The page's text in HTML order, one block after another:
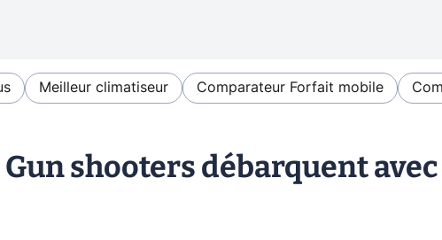
Meilleur climatiseur Comparateur Forfait mobile
Gun shooters débarquent avec